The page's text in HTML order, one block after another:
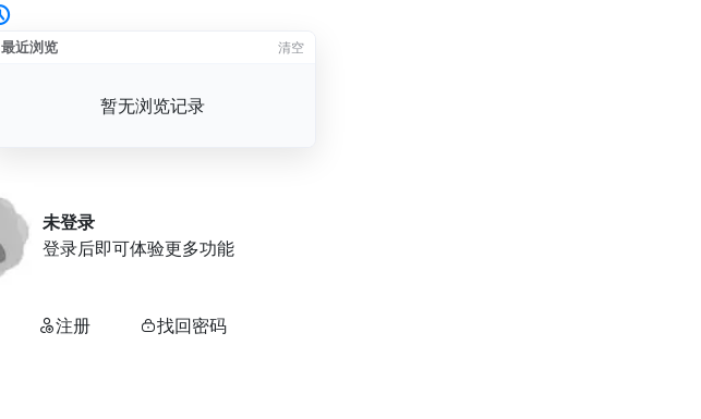
最近浏览 清空
暂无浏览记录
未登录
登录后即可体验更多功能
注册 找回密码